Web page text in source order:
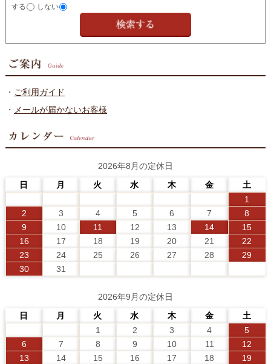
する
しない
・ ご利用ガイド
・ メールが届かないお客様
2026年8月の定休日
日
月 火 水 木 金
土
1
2
3 4 5 6 7
8
9
10 11 12 13 14
15
16
17 18 19 20 21
22
23
24 25 26 27 28
29
30
31
2026年9月の定休日
日
月 火 水 木 金
土
1
2 3 4
5
6
7 8 9 10 11
12
13
14 15 16 17 18
19